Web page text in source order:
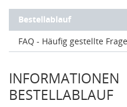
Bestellablauf
FAQ - Häufig gestellte
BESTELLABLAUF